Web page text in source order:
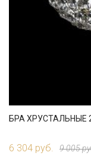
БРА ХРУСТАЛЬНЫЕ
6 304 руб. 9 005